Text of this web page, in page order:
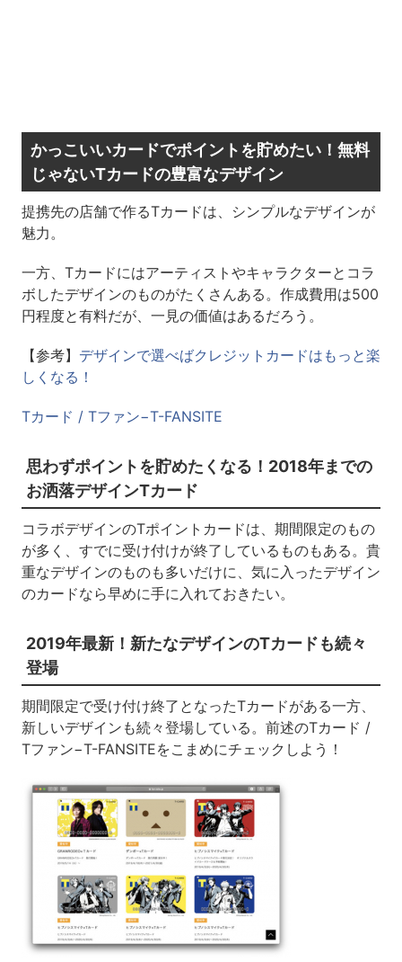
かっこいいカードでポイントを貯めたい！無料
じゃないTカードの豊富なデザイン
提携先の店舗で作るTカードは、シンプルなデザインが
魅力。
一方、Tカードにはアーティストやキャラクターとコラ
ボしたデザインのものがたくさんある。作成費用は500
円程度と有料だが、一見の価値はあるだろう。
【参考】 デザインで選べばクレジットカードはもっと楽
しくなる！
Tカード / Tファン−T-FANSITE
思わずポイントを貯めたくなる！2018年までの
お洒落デザインTカード
コラボデザインのTポイントカードは、期間限定のもの
が多く、すでに受け付けが終了しているものもある。貴
重なデザインのものも多いだけに、気に入ったデザイン
のカードなら早めに手に入れておきたい。
2019年最新！新たなデザインのTカードも続々
登場
期間限定で受け付け終了となったTカードがある一方、
新しいデザインも続々登場している。前述のTカード /
Tファン−T-FANSITEをこまめにチェックしよう！